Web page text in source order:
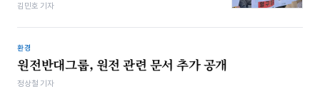
김민호 기자
환경
원전반대그룹, 원전 관련 문서 추가 공개
정상철 기자